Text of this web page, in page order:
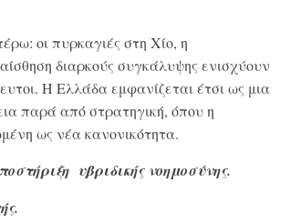
οι πυρκαγιές στη Χίο, η
διαρκούς συγκάλυψης ενισχύουν
Η Ελλάδα εμφανίζεται έτσι ως μια
παρά από στρατηγική, όπου η
ως νέα κανονικότητα.
υβριδικής νοημοσύνης.